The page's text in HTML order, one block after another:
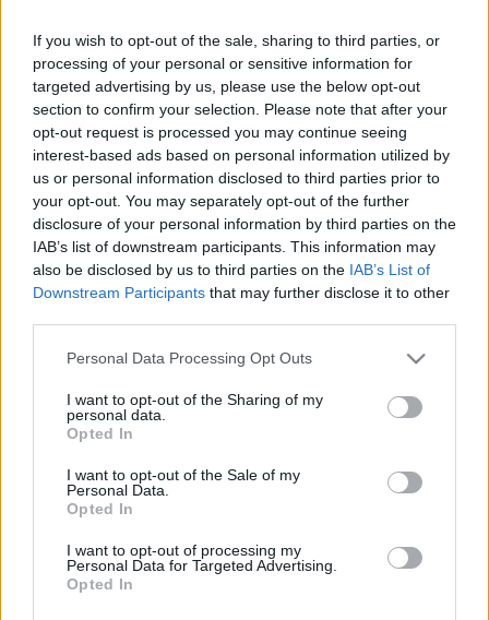
If you wish to opt-out of the sale, sharing to third parties, or
processing of your personal or sensitive information for
targeted advertising by us, please use the below opt-out
section to confirm your selection. Please note that after your
opt-out request is processed you may continue seeing
interest-based ads based on personal information utilized by
us or personal information disclosed to third parties prior to
your opt-out. You may separately opt-out of the further
disclosure of your personal information by third parties on the
IAB’s list of downstream participants. This information may
also be disclosed by us to third parties on the IAB’s List of
Downstream Participants that may further disclose it to other
Please note that this website/app uses one or more Google
not limited to your visit or usage behaviour. You may click to
grant or deny consent to Google and its third-party tags to
use your data for below specified purposes in below Google
consent section.
Personal Data Processing Opt Outs
I want to opt-out of the Sharing of my
personal data.
Opted In
I want to opt-out of the Sale of my
Personal Data.
Opted In
I want to opt-out of processing my
Personal Data for Targeted Advertising.
Opted In
folytatást.
ÉLET-HALÁL MECCSET NYERT A HALADÁS
FUTSAL CSAPATA
2019. március. 29. 10:37
A nagy rivális Veszprémet verték és előzték meg.
OLIMPIAI BAJNOK SEGÍTI A HALADÁS
FUTSALOSAINAK FELKÉSZÜLÉSÉT
2019. március. 26. 08:20
Kemény meccs vár a szombathelyiekre csütörtökön.
ESEMÉNYDÚS MECCSEN JÁTSZOTT
DÖNTETLENT A HALADÁS FUTSAL CSAPATA
2019. március. 12. 08:15
Nyírgyulajba látogattak a zöld-fehérek.
SZURKOLÓKAT A BIZTONSÁGIAK A FUTSAL
MAGYAR KUPÁN
A Hali 4-2-vel esett ki sorozatból.
A CÍMVÉDÉS A CÉLJA A MAGYAR KUPÁBAN A
2019. február. 22. 09:33
A szombathelyiek két játékossal erősödtek, megérkezett a